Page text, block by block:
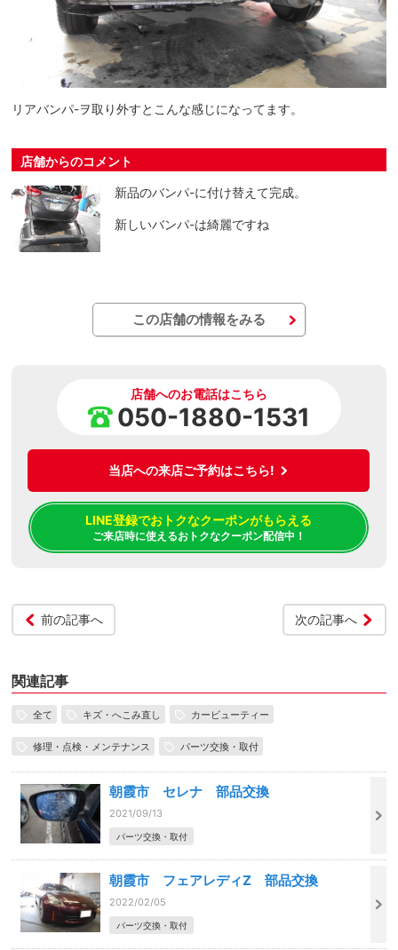
リアバンパ-ヲ取り外すとこんな感じになってます。
店舗からのコメント
新品のバンパ-に付け替えて完成。
新しいバンパ-は綺麗ですね
この店舗の情報をみる
店舗へのお電話はこちら
050-1880-1531
当店への来店ご予約はこちら!
LINE登録でおトクなクーポンがもらえる
ご来店時に使えるおトクなクーポン配信中！
前の記事へ 次の記事へ
関連記事
全て キズ・へこみ直し カービューティー
修理・点検・メンテナンス パーツ交換・取付
朝霞市 セレナ 部品交換
2021/09/13
パーツ交換・取付
朝霞市 フェアレディZ 部品交換
2022/02/05
パーツ交換・取付